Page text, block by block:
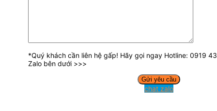
*Quý khách cần liên hệ gấp! Hãy gọi ngay Hotline: 0919
Zalo bên dưới >>>
chat zalo